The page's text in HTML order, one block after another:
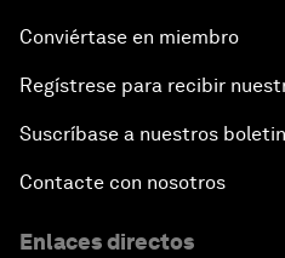
Conviértase en miembro
Regístrese para recibir
Suscríbase a nuestros
Contacte con nosotros
Enlaces directos